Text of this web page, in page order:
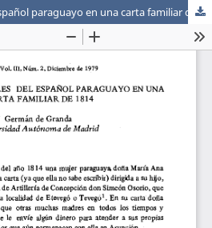
Rasgos dialectales del español paraguayo en una carta familiar de 1814